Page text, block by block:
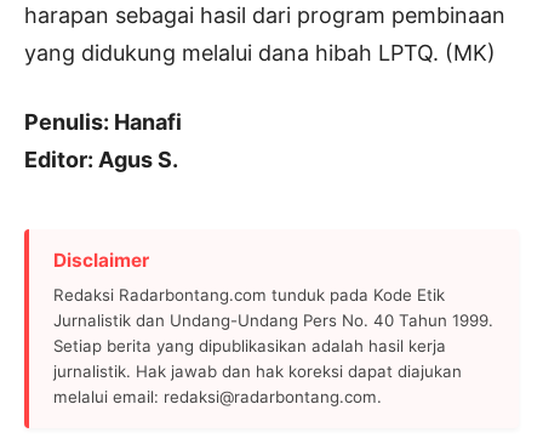
harapan sebagai hasil dari program pembinaan
yang didukung melalui dana hibah LPTQ. (MK)
Penulis: Hanafi
Editor: Agus S.
Disclaimer
Redaksi Radarbontang.com tunduk pada Kode Etik
Jurnalistik dan Undang-Undang Pers No. 40 Tahun 1999.
Setiap berita yang dipublikasikan adalah hasil kerja
jurnalistik. Hak jawab dan hak koreksi dapat diajukan
melalui email: redaksi@radarbontang.com.